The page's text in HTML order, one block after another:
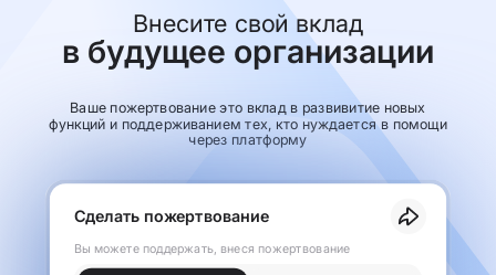
Внесите свой вклад
в будущее организации
Ваше пожертвование это вклад в развивитие новых
функций и поддерживанием тех, кто нуждается в помощи
через платформу
Сделать пожертвование
Вы можете поддержать, внеся пожертвование